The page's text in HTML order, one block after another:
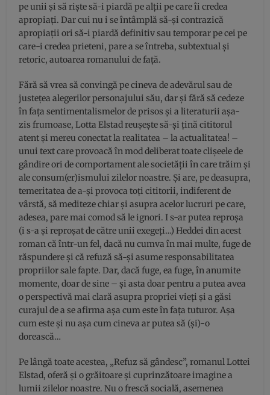
pe unii și să riște să-i piardă pe alții pe care îi credea
apropiați. Dar cui nu i se întâmplă să-și contrazică
apropiații ori să-i piardă definitiv sau temporar pe cei pe
care-i credea prieteni, pare a se întreba, subtextual și
retoric, autoarea romanului de față.
Fără să vrea să convingă pe cineva de adevărul sau de
justețea alegerilor personajului său, dar și fără să cedeze
în fața sentimentalismelor de prisos și a literaturii așa-
zis frumoase, Lotta Elstad reușește să-și țină cititorul
atent și mereu conectat la realitatea – la actualitatea! –
unui text care provoacă în mod deliberat toate clișeele de
gândire ori de comportament ale societății în care trăim și
ale consum(er)ismului zilelor noastre. Și are, pe deasupra,
temeritatea de a-și provoca toți cititorii, indiferent de
vârstă, să mediteze chiar și asupra acelor lucruri pe care,
adesea, pare mai comod să le ignori. I s-ar putea reproșa
(i s-a și reproșat de către unii exegeți…) Heddei din acest
roman că într-un fel, dacă nu cumva în mai multe, fuge de
răspundere și că refuză să-și asume responsabilitatea
propriilor sale fapte. Dar, dacă fuge, ea fuge, în anumite
momente, doar de sine – și asta doar pentru a putea avea
o perspectivă mai clară asupra propriei vieți și a găsi
curajul de a se afirma așa cum este în fața tuturor. Așa
cum este și nu așa cum cineva ar putea să (și)-o
dorească…
Pe lângă toate acestea, „Refuz să gândesc”, romanul Lottei
Elstad, oferă și o grăitoare și cuprinzătoare imagine a
lumii zilelor noastre. Nu o frescă socială, asemenea